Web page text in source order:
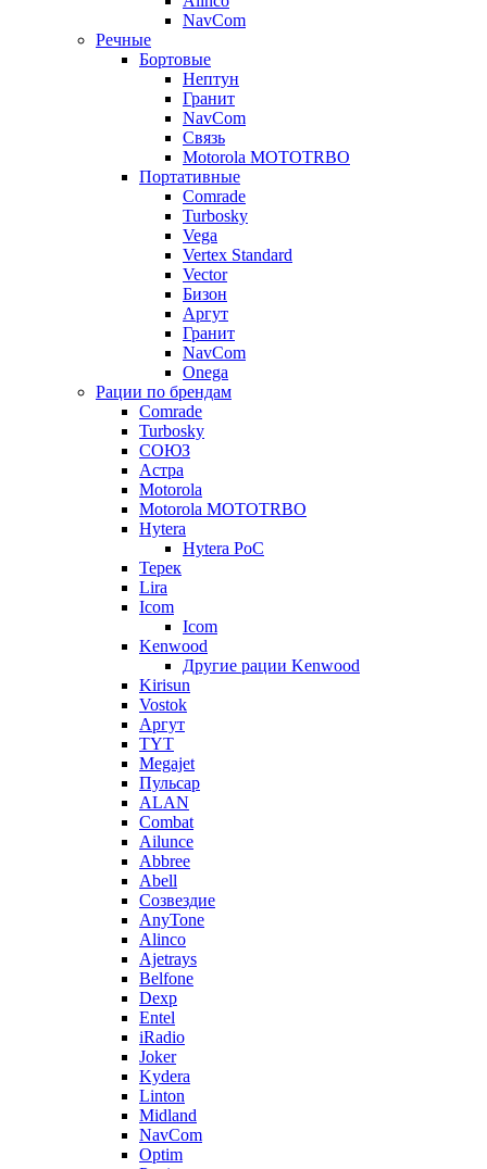
NavCom
Речные
Бортовые
Нептун
Гранит
NavCom
Связь
Motorola MOTOTRBO
Портативные
Comrade
Turbosky
Vega
Vertex Standard
Vector
Бизон
Аргут
Гранит
NavCom
Onega
Рации по брендам
Comrade
Turbosky
СОЮЗ
Астра
Motorola
Motorola MOTOTRBO
Hytera
Hytera PoC
Терек
Lira
Icom
Icom
Kenwood
Другие рации Kenwood
Kirisun
Vostok
Аргут
TYT
Megajet
Пульсар
ALAN
Combat
Ailunce
Abbree
Abell
Созвездие
AnyTone
Alinco
Ajetrays
Belfone
Dexp
Entel
iRadio
Joker
Kydera
Linton
Midland
NavCom
Optim